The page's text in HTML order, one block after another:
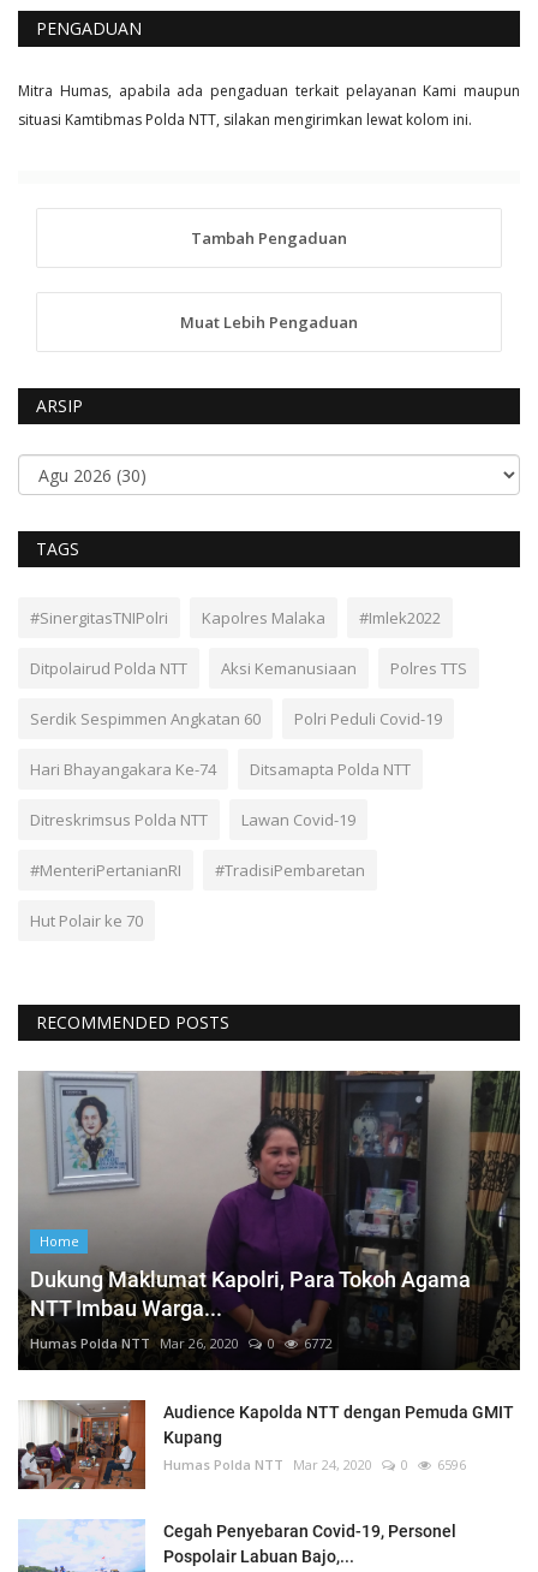
PENGADUAN
Mitra Humas, apabila ada pengaduan terkait pelayanan Kami maupun
situasi Kamtibmas Polda NTT, silakan mengirimkan lewat kolom ini.
Tambah Pengaduan
Muat Lebih Pengaduan
ARSIP
TAGS
#SinergitasTNIPolri Kapolres Malaka #Imlek2022
Ditpolairud Polda NTT Aksi Kemanusiaan Polres TTS
Serdik Sespimmen Angkatan 60 Polri Peduli Covid-19
Hari Bhayangakara Ke-74 Ditsamapta Polda NTT
Ditreskrimsus Polda NTT Lawan Covid-19
#MenteriPertanianRI #TradisiPembaretan
Hut Polair ke 70
RECOMMENDED POSTS
Home
Dukung Maklumat Kapolri, Para Tokoh Agama
NTT Imbau Warga...
Humas Polda NTT Mar 26, 2020 0 6772
Audience Kapolda NTT dengan Pemuda GMIT
Kupang
Humas Polda NTT Mar 24, 2020 0 6596
Cegah Penyebaran Covid-19, Personel
Pospolair Labuan Bajo,...